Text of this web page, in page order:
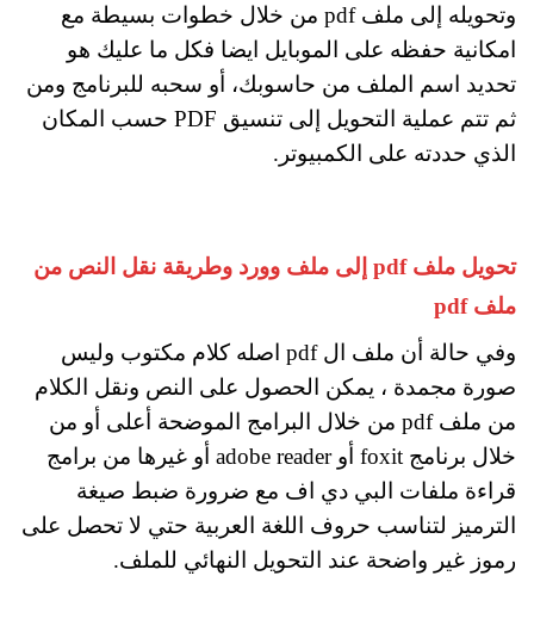
وتحويله إلى ملف pdf من خلال خطوات بسيطة مع
امكانية حفظه على الموبايل ايضا فكل ما عليك هو
تحديد اسم الملف من حاسوبك، أو سحبه للبرنامج ومن
ثم تتم عملية التحويل إلى تنسيق PDF حسب المكان
الذي حددته على الكمبيوتر.
تحويل ملف pdf إلى ملف وورد وطريقة نقل النص من
ملف pdf
وفي حالة أن ملف ال pdf اصله كلام مكتوب وليس
صورة مجمدة ، يمكن الحصول على النص ونقل الكلام
من ملف pdf من خلال البرامج الموضحة أعلى أو من
خلال برنامج foxit أو adobe reader أو غيرها من برامج
قراءة ملفات البي دي اف مع ضرورة ضبط صيغة
الترميز لتناسب حروف اللغة العربية حتي لا تحصل على
رموز غير واضحة عند التحويل النهائي للملف.